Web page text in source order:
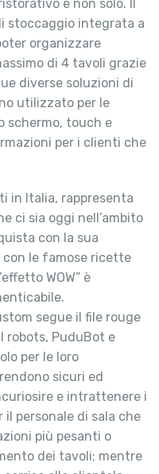
e non solo. Il
stoccaggio integrata a
organizzare
di 4 tavoli grazie
diverse soluzioni di
utilizzato per le
schermo, touch e
per i clienti che
in Italia, rappresenta
ci sia oggi nell’ambito
con la sua
le famose ricette
WOW” è
segue il file rouge
robots, PuduBot e
per le loro
sicuri ed
e intrattenere i
personale di sala che
più pesanti o
dei tavoli; mentre